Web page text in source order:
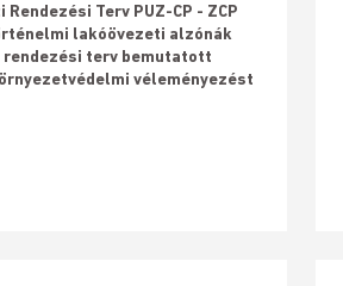
Terv PUZ-CP - ZCP
lakóövezeti alzónák
rendezési terv bemutatott
véleményezést